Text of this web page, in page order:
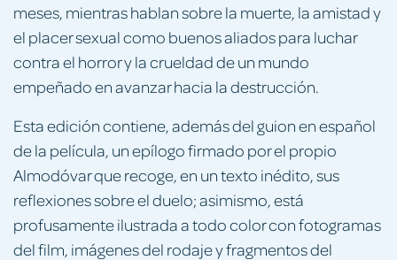
meses, mientras hablan sobre la muerte, la amistad y
el placer sexual como buenos aliados para luchar
contra el horror y la crueldad de un mundo
empeñado en avanzar hacia la destrucción.
Esta edición contiene, además del guion en español
de la película, un epílogo firmado por el propio
Almodóvar que recoge, en un texto inédito, sus
reflexiones sobre el duelo; asimismo, está
profusamente ilustrada a todo color con fotogramas
del film, imágenes del rodaje y fragmentos del